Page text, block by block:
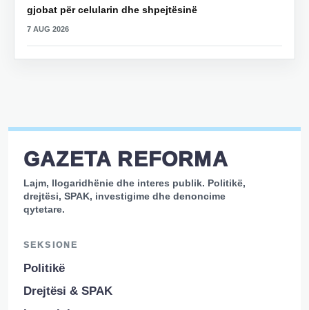
gjobat për celularin dhe shpejtësinë
7 AUG 2026
GAZETA REFORMA
Lajm, llogaridhënie dhe interes publik. Politikë,
drejtësi, SPAK, investigime dhe denoncime
qytetare.
SEKSIONE
Politikë
Drejtësi & SPAK